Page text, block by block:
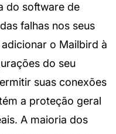
do software de
falhas nos seus
o Mailbird à
do seu
suas conexões
a proteção geral
A maioria dos